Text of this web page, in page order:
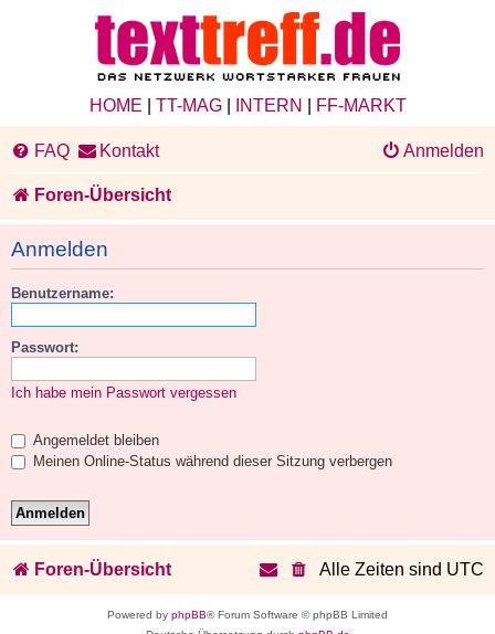
HOME TT-MAG| INTERN FF-MARKT
FAQ Kontakt Anmelden
Foren-Übersicht
Anmelden
Benutzername:
Passwort:
Ich habe mein Passwort vergessen
Angemeldet bleiben
Meinen Online-Status während dieser Sitzung verbergen
Foren-Übersicht Alle Zeiten sind UTC
Powered by phpBB® Forum Software © phpBB Limited